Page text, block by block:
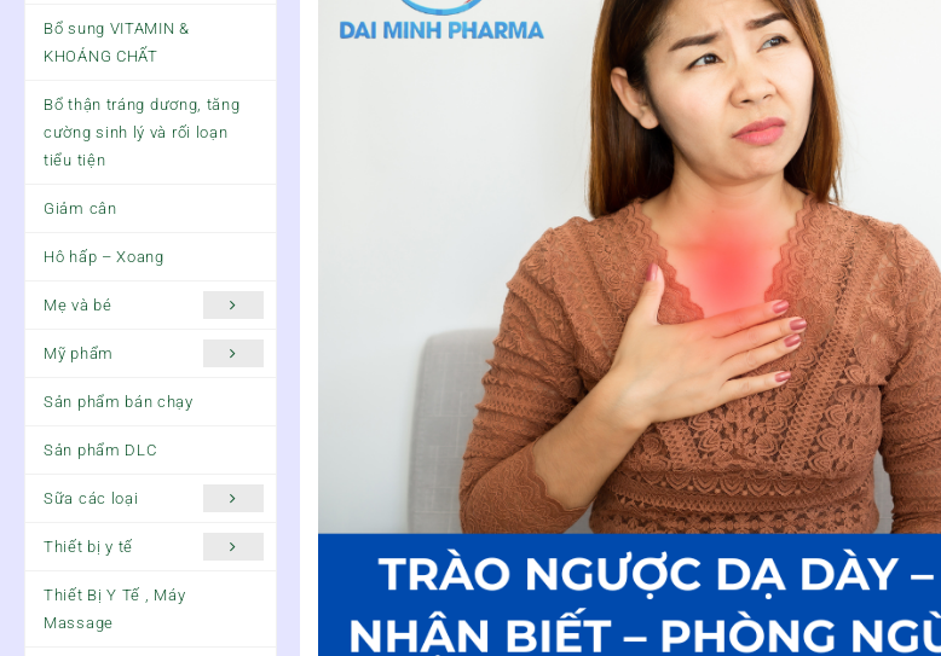
Bổ sung VITAMIN &
KHOÁNG CHẤT
Bổ thận tráng dương, tăng
cường sinh lý và rối loạn
tiểu tiện
Giảm cân
Hô hấp – Xoang
Mẹ và bé
Mỹ phẩm
Sản phẩm bán chạy
Sản phẩm DLC
Sữa các loại
Thiết bị y tế
Thiết Bị Y Tế , Máy
Massage